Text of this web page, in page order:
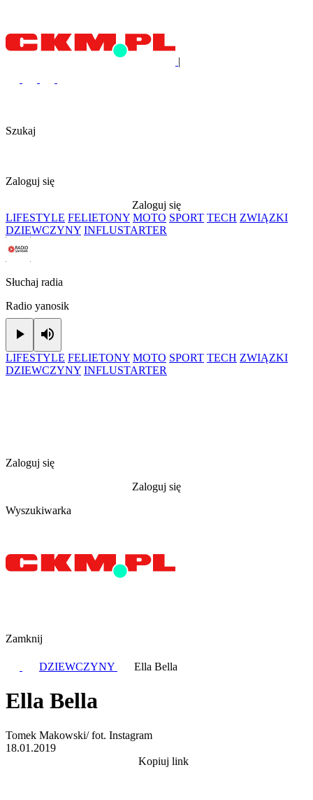
|
Szukaj
Zaloguj się
Zaloguj się
LIFESTYLE FELIETONY MOTO SPORT TECH ZWIĄZKI
DZIEWCZYNY INFLUSTARTER
Słuchaj radia
Radio yanosik
Play
LIFESTYLE FELIETONY MOTO SPORT TECH ZWIĄZKI
DZIEWCZYNY INFLUSTARTER
Zaloguj się
Zaloguj się
Wyszukiwarka
Zamknij
DZIEWCZYNY Ella Bella
Ella Bella
Tomek Makowski/ fot. Instagram
18.01.2019
Kopiuj link